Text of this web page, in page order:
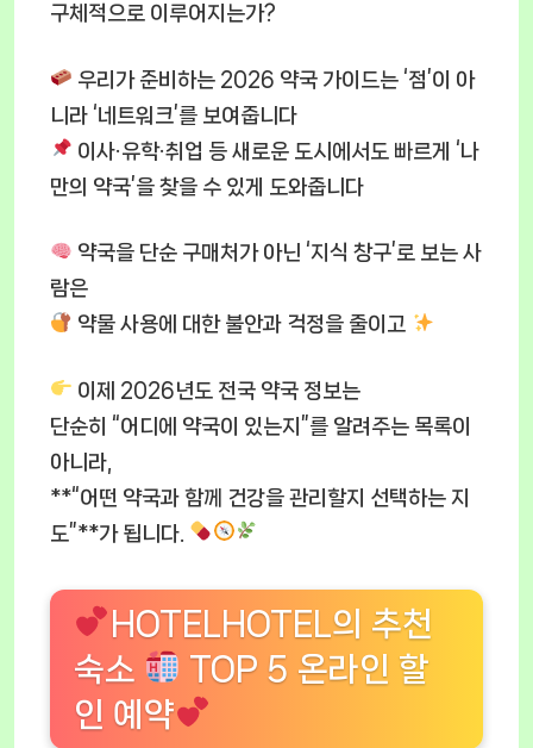
구체적으로 이루어지는가?
우리가 준비하는 2026 약국 가이드는 ‘점’이 아
니라 ‘네트워크’를 보여줍니다
이사·유학·취업 등 새로운 도시에서도 빠르게 ‘나
만의 약국’을 찾을 수 있게 도와줍니다
약국을 단순 구매처가 아닌 ‘지식 창구’로 보는 사
람은
약물 사용에 대한 불안과 걱정을 줄이고
이제 2026년도 전국 약국 정보는
단순히 “어디에 약국이 있는지”를 알려주는 목록이
아니라,
**“어떤 약국과 함께 건강을 관리할지 선택하는 지
도”**가 됩니다.
HOTELHOTEL의 추천
숙소
TOP 5 온라인 할
인 예약